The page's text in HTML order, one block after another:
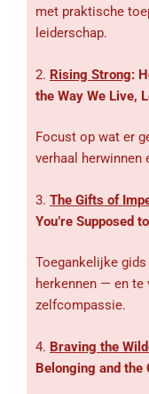
met praktische
leiderschap.
2. Rising Strong:
the Way We Live,
Focust op wat er
verhaal herwinnen
3. The Gifts of
You’re Supposed
Toegankelijke
herkennen — en
zelfcompassie.
4. Braving the
Belonging and the